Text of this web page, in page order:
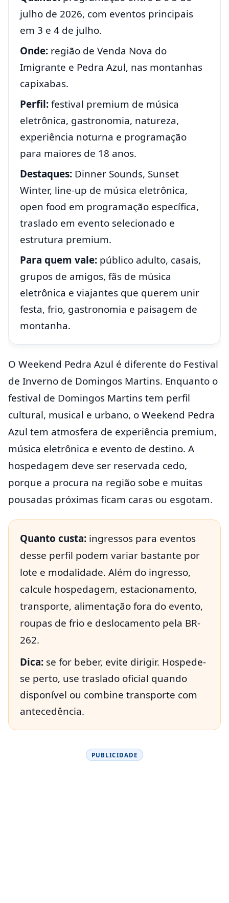
julho de 2026, com eventos principais
em 3 e 4 de julho.
Onde: região de Venda Nova do
Imigrante e Pedra Azul, nas montanhas
capixabas.
Perfil:festival premium de música
eletrônica, gastronomia, natureza,
experiência noturna e programação
para maiores de 18 anos.
Destaques: Dinner Sounds, Sunset
Winter, line-up de música eletrônica,
open food em programação específica,
traslado em evento selecionado e
estrutura premium.
Para quem vale: público adulto, casais,
grupos de amigos, fãs de música
eletrônica e viajantes que querem unir
festa, frio, gastronomia e paisagem de
montanha.
O Weekend Pedra Azul é diferente do Festival
de Inverno de Domingos Martins. Enquanto o
festival de Domingos Martins tem perfil
cultural, musical e urbano, o Weekend Pedra
Azul tem atmosfera de experiência premium,
música eletrônica e evento de destino. A
hospedagem deve ser reservada cedo,
porque a procura na região sobe e muitas
pousadas próximas ficam caras ou esgotam.
Quanto custa: ingressos para eventos
desse perfil podem variar bastante por
lote e modalidade. Além do ingresso,
calcule hospedagem, estacionamento,
transporte, alimentação fora do evento,
roupas de frio e deslocamento pela BR-
262.
Dica: se for beber, evite dirigir. Hospede-
se perto, use traslado oficial quando
disponível ou combine transporte com
antecedência.
PUBLICIDADE